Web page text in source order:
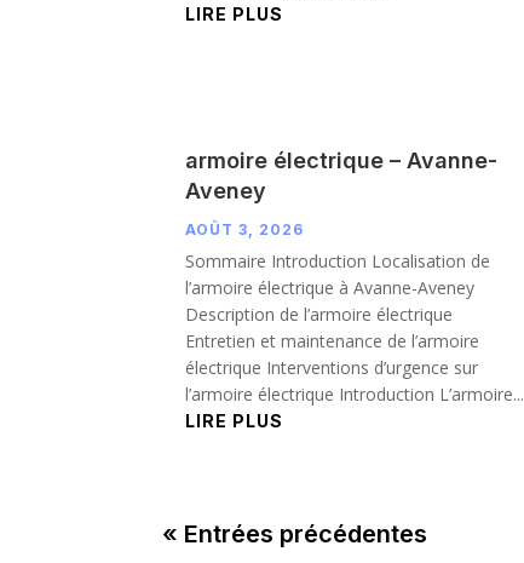
LIRE PLUS
armoire électrique – Avanne-
Aveney
AOÛT 3, 2026
Sommaire Introduction Localisation de
l’armoire électrique à Avanne-Aveney
Description de l’armoire électrique
Entretien et maintenance de l’armoire
électrique Interventions d’urgence sur
l’armoire électrique Introduction L’armoire...
LIRE PLUS
« Entrées précédentes